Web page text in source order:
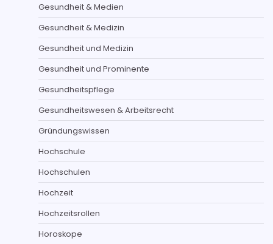
Gesundheit & Medien
Gesundheit & Medizin
Gesundheit und Medizin
Gesundheit und Prominente
Gesundheitspflege
Gesundheitswesen & Arbeitsrecht
Gründungswissen
Hochschule
Hochschulen
Hochzeit
Hochzeitsrollen
Horoskope